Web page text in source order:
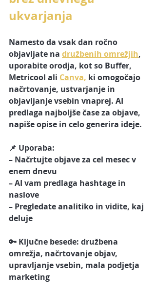
ukvarjanja
Namesto da vsak dan ročno
objavljate na družbenih omrežjih,
uporabite orodja, kot so Buffer,
Metricool ali Canva, ki omogočajo
načrtovanje, ustvarjanje in
objavljanje vsebin vnaprej. AI
predlaga najboljše čase za objave,
napiše opise in celo generira ideje.
📌 Uporaba:
– Načrtujte objave za cel mesec v
enem dnevu
– AI vam predlaga hashtage in
naslove
– Pregledate analitiko in vidite, kaj
deluje
🔑 Ključne besede: družbena
omrežja, načrtovanje objav,
upravljanje vsebin, mala podjetja
marketing